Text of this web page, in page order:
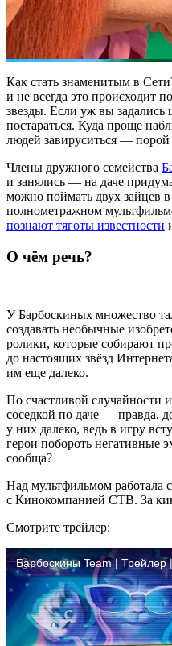
Как стать знаменитым в
и не всегда это происходит
звезды. Если уж вы задались
постараться. Куда проще
людей завируситься — порой
Члены дружного семейства
и занялись — на даче
можно поймать двух зайцев
полнометражном
познают тяготы известности
О чём речь?
У Барбоскиных множество
создавать необычные
ролики, которые собирают
до настоящих звёзд
им еще далеко.
По счастливой случайности
соседкой по даче — правда,
у них далеко, ведь в игру
герои побороть негативные
сообща?
Над мультфильмом работала
с Кинокомпанией СТВ. За
Смотрите трейлер: